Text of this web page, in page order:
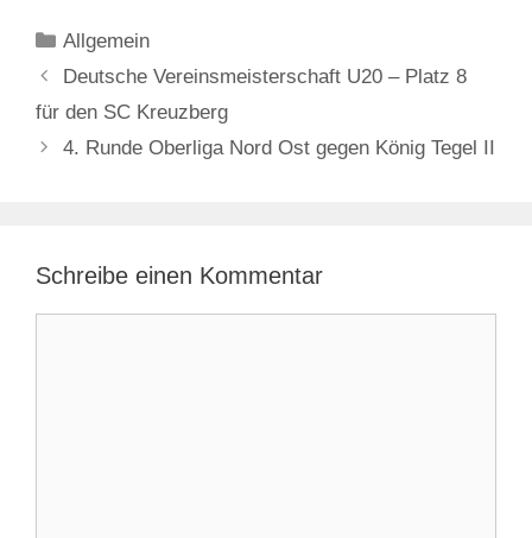
Kategorien
Allgemein
Deutsche Vereinsmeisterschaft U20 – Platz 8
für den SC Kreuzberg
4. Runde Oberliga Nord Ost gegen König Tegel II
Schreibe einen Kommentar